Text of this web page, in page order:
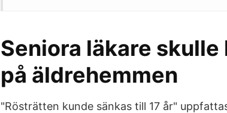
Seniora läkare
på äldrehemmen
"Rösträtten kunde sänkas till 17 år"